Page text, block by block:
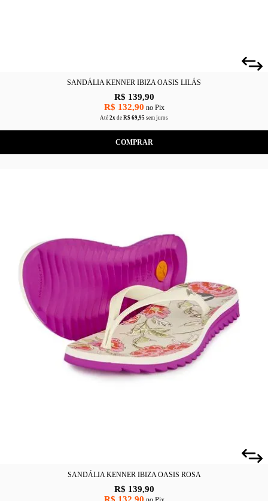
SANDÁLIA KENNER IBIZA OASIS LILÁS
R$ 139,90
R$ 132,90 no Pix
Até 2x de R$ 69,95 sem juros
COMPRAR
SANDÁLIA KENNER IBIZA OASIS ROSA
R$ 139,90
R$ 132,90